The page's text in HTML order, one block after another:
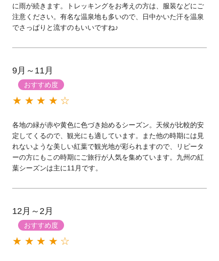
に雨が続きます。トレッキングをお考えの方は、服装などにご
注意ください。有名な温泉地も多いので、日中かいた汗を温泉
でさっぱりと流すのもいいですね♪
9月～11月
おすすめ度
★★★★☆
各地の緑が赤や黄色に色づき始めるシーズン。天候が比較的安
定してくるので、観光にも適しています。また他の時期には見
れないような美しい紅葉で観光地が彩られますので、リピータ
ーの方にもこの時期にご旅行が人気を集めています。九州の紅
葉シーズンは主に11月です。
12月～2月
おすすめ度
★★★★☆